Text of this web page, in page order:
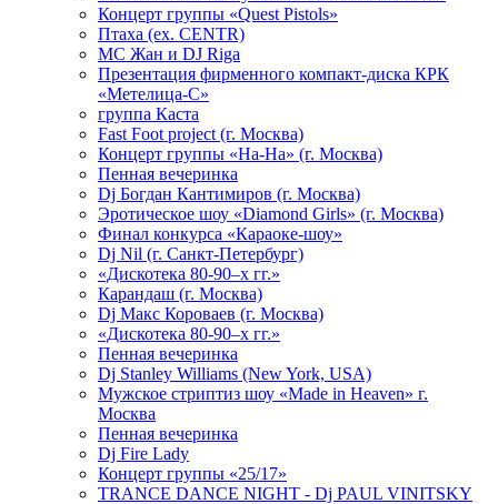
Концерт группы «Quest Pistols»
Птаха (ex. CENTR)
МС Жан и DJ Riga
Презентация фирменного компакт-диска КРК
«Метелица-С»
группа Каста
Fast Foot project (г. Москва)
Концерт группы «На-На» (г. Москва)
Пенная вечеринка
Dj Богдан Кантимиров (г. Москва)
Эротическое шоу «Diamond Girls» (г. Москва)
Финал конкурса «Караоке-шоу»
Dj Nil (г. Санкт-Петербург)
«Дискотека 80-90–х гг.»
Карандаш (г. Москва)
Dj Макс Короваев (г. Москва)
«Дискотека 80-90–х гг.»
Пенная вечеринка
Dj Stanley Williams (New York, USA)
Мужское стриптиз шоу «Made in Heaven» г.
Москва
Пенная вечеринка
Dj Fire Lady
Концерт группы «25/17»
TRANCE DANCE NIGHT - Dj PAUL VINITSKY